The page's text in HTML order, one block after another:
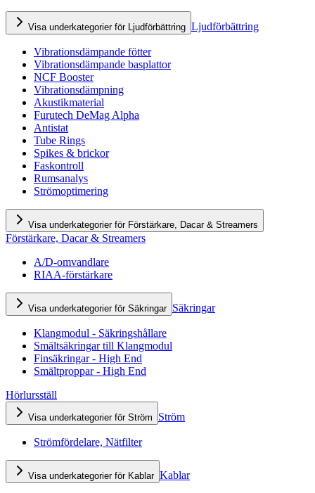
Visa underkategorier för Ljudförbättring Ljudförbättring
Vibrationsdämpande fötter
Vibrationsdämpande basplattor
NCF Booster
Vibrationsdämpning
Akustikmaterial
Furutech DeMag Alpha
Antistat
Tube Rings
Spikes & brickor
Faskontroll
Rumsanalys
Strömoptimering
Visa underkategorier för Förstärkare, Dacar & Streamers
Förstärkare, Dacar & Streamers
A/D-omvandlare
RIAA-förstärkare
Visa underkategorier för Säkringar Säkringar
Klangmodul - Säkringshållare
Smältsäkringar till Klangmodul
Finsäkringar - High End
Smältproppar - High End
Hörlursställ
Visa underkategorier för Ström Ström
Strömfördelare, Nätfilter
Visa underkategorier för Kablar Kablar